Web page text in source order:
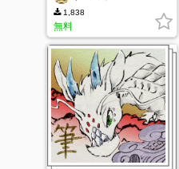
1,838
無料